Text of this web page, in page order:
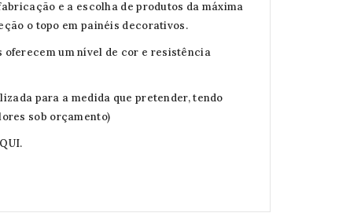
e a escolha de produtos da máxima
o topo em painéis decorativos.
oferecem um nível de cor e resistência
para a medida que pretender, tendo
sob orçamento)